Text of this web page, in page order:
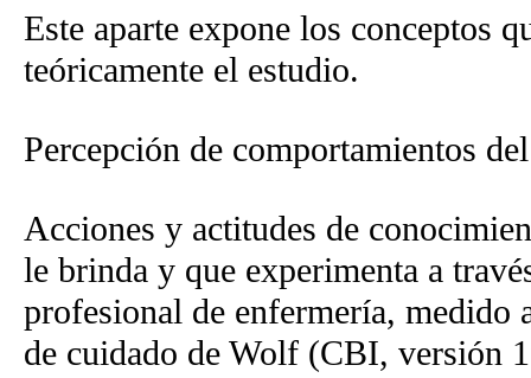
Este aparte expone los conceptos
teóricamente el estudio.
Percepción de comportamientos
Acciones y actitudes de
le brinda y que experimenta a
profesional de enfermería, medido
de cuidado de Wolf (CBI, versión